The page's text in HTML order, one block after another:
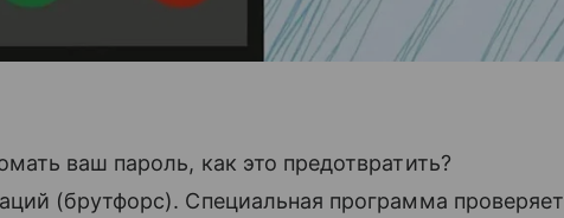
ваш пароль, как это предотвратить?
(брутфорс). Специальная программа проверяет